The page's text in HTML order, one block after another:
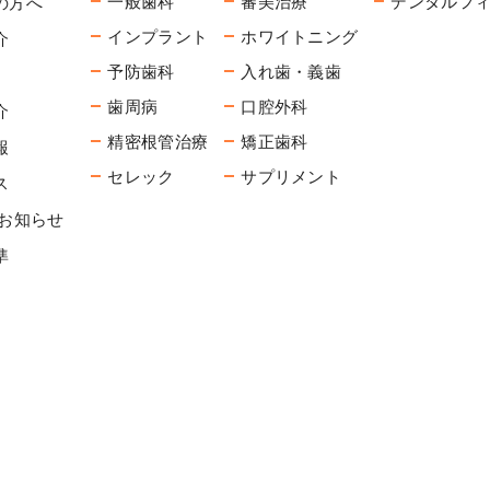
知らせ
インプラント
予防歯科
歯周病
精密根管治療
セレック
ホワイトニング
入れ歯・義歯
口腔外科
矯正歯科
サプリメント